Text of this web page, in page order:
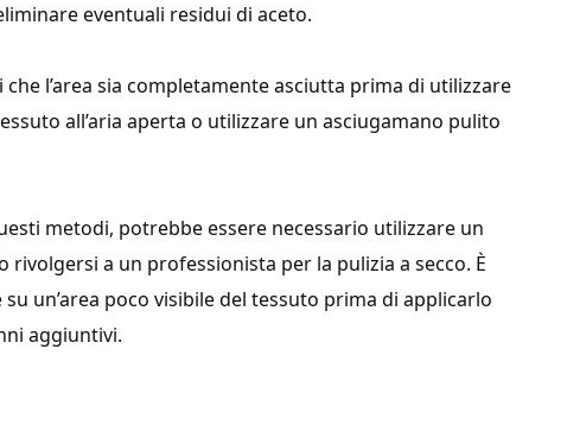
eventuali residui di aceto.
l’area sia completamente asciutta prima di utilizzare
all’aria aperta o utilizzare un asciugamano pulito
metodi, potrebbe essere necessario utilizzare un
a un professionista per la pulizia a secco. È
un’area poco visibile del tessuto prima di applicarlo
aggiuntivi.